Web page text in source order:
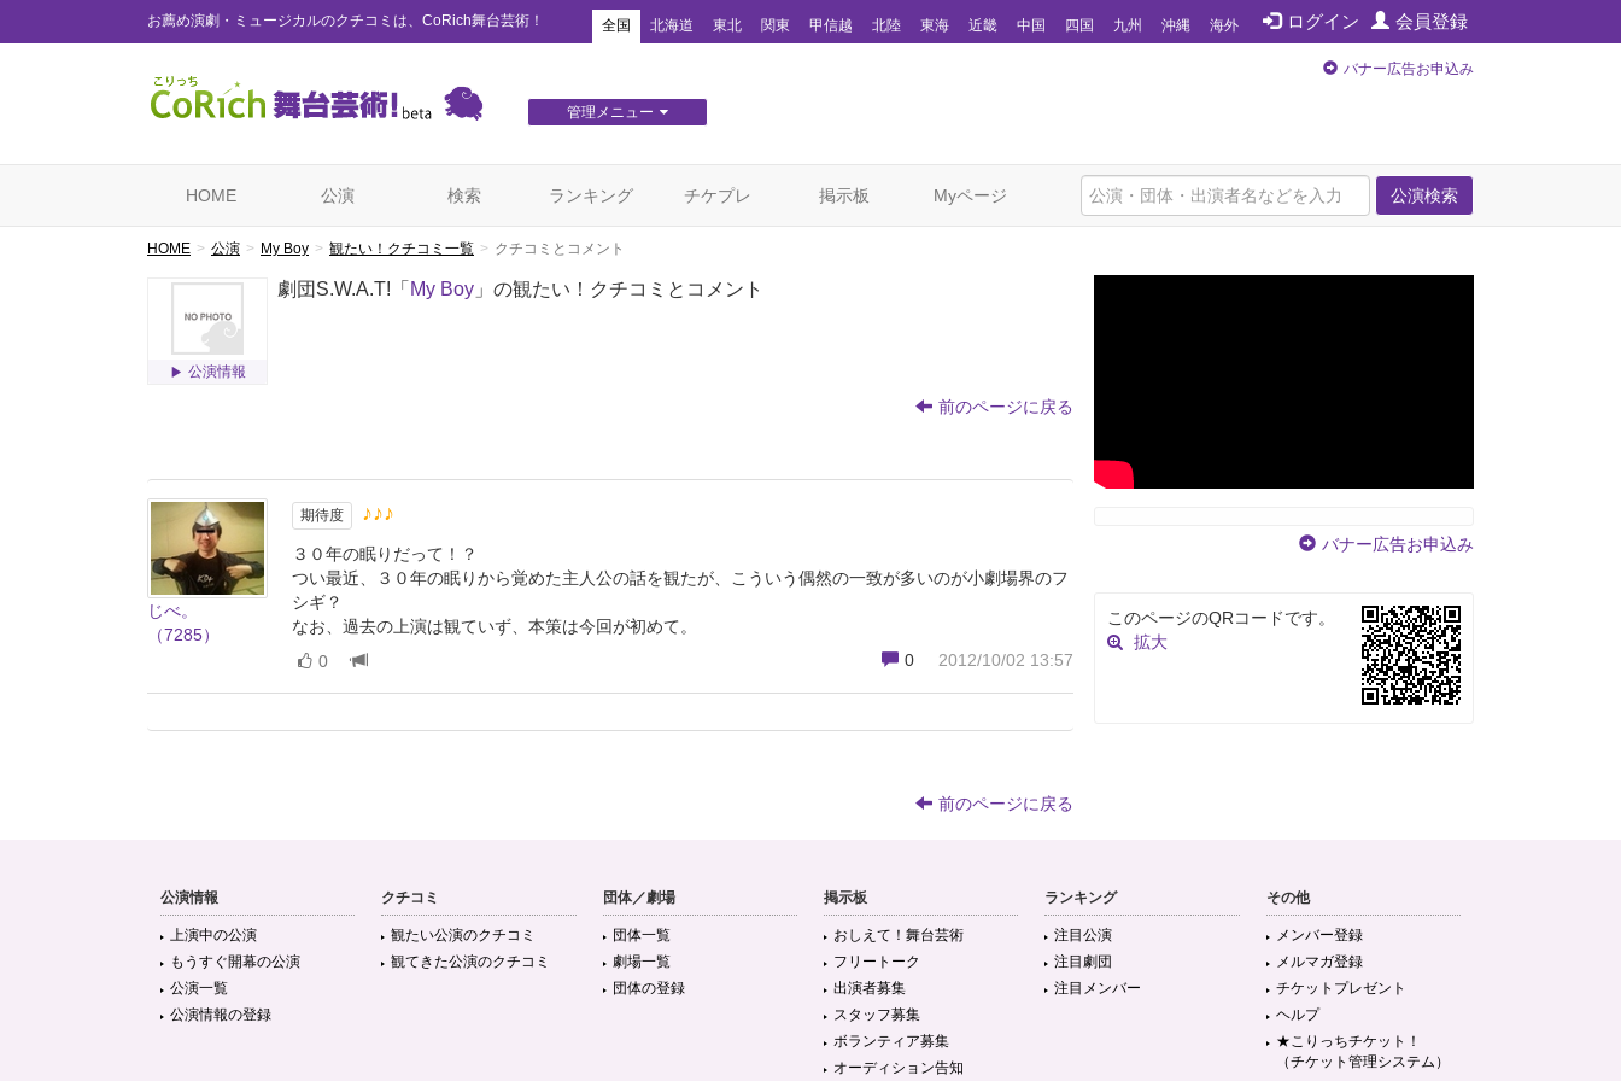
お薦め演劇・ミュージカルのクチコミは、CoRich舞台芸術！ ログイン 会員登録
全国 北海道 東北 関東 甲信越 北陸 東海 近畿 中国 四国 九州 沖縄 海外
管理メニュー
バナー広告お申込み
公演検索
HOME 公演 検索 ランキング チケプレ 掲示板 Myページ
HOME 公演 My Boy 観たい！クチコミ一覧 クチコミとコメント
公演情報
劇団S.W.A.T!「 My Boy 」の観たい！クチコミとコメント
前のページに戻る
じべ。
（7285）
期待度 ♪♪♪
３０年の眠りだって！？
つい最近、３０年の眠りから覚めた主人公の話を観たが、こういう偶然の一致が多いのが小劇場界のフ
シギ？
なお、過去の上演は観ていず、本策は今回が初めて。
0
2012/10/02 13:57
0
前のページに戻る
バナー広告お申込み
このページのQRコードです。
拡大
公演情報
上演中の公演
もうすぐ開幕の公演
公演一覧
公演情報の登録
クチコミ
観たい公演のクチコミ
観てきた公演のクチコミ
団体／劇場
団体一覧
劇場一覧
団体の登録
掲示板
おしえて！舞台芸術
フリートーク
出演者募集
スタッフ募集
ボランティア募集
オーディション告知
ランキング
注目公演
注目劇団
注目メンバー
その他
メンバー登録
メルマガ登録
チケットプレゼント
ヘルプ
★こりっちチケット！
（チケット管理システム）